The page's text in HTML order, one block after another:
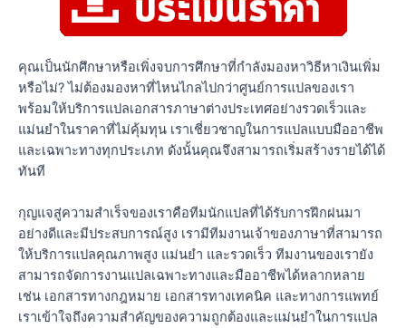
คุณเป็นนักศึกษาหรือเพิ่งจบการศึกษาที่กำลังมองหาวิธีหาเงินเพิ่ม
หรือไม่? ไม่ต้องมองหาที่ไหนไกลไปกว่าศูนย์การแปลของเรา
พร้อมให้บริการแปลเอกสารภาษาต่างประเทศอย่างรวดเร็วและ
แม่นยำในราคาที่ไม่คุ้มทุน เราเชี่ยวชาญในการแปลแบบมืออาชีพ
และเฉพาะทางทุกประเภท ดังนั้นคุณจึงสามารถเริ่มสร้างรายได้ได้
ทันที
กุญแจสู่ความสำเร็จของเราคือทีมนักแปลที่ได้รับการฝึกฝนมา
อย่างดีและมีประสบการณ์สูง เรามีทีมงานเจ้าของภาษาที่สามารถ
ให้บริการแปลคุณภาพสูง แม่นยำ และรวดเร็ว ทีมงานของเรายัง
สามารถจัดการงานแปลเฉพาะทางและมืออาชีพได้หลากหลาย
เช่น เอกสารทางกฎหมาย เอกสารทางเทคนิค และทางการแพทย์
เราเข้าใจถึงความสำคัญของความถูกต้องและแม่นยำในการแปล